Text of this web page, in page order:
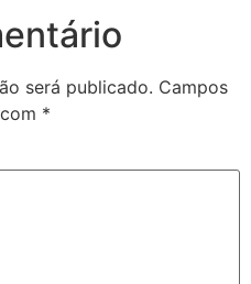
será publicado. Campos
*